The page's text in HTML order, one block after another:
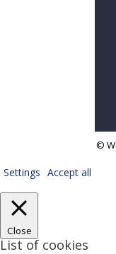
©
Settings Accept all
Close
List of cookies